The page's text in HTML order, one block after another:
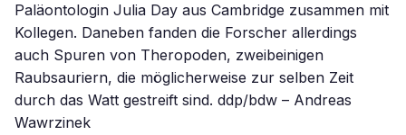
Paläontologin Julia Day aus Cambridge zusammen mit
Kollegen. Daneben fanden die Forscher allerdings
auch Spuren von Theropoden, zweibeinigen
Raubsauriern, die möglicherweise zur selben Zeit
durch das Watt gestreift sind. ddp/bdw – Andreas
Wawrzinek